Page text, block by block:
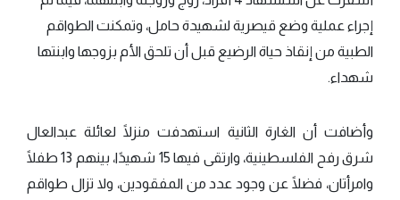
إجراء عملية وضع قيصرية لشهيدة حامل، وتمكنت الطواقم
الطبية من إنقاذ حياة الرضيع قبل أن تلحق الأم بزوجها وابنتها
شهداء.
وأضافت أن الغارة الثانية استهدفت منزلًا لعائلة عبدالعال
شرق رفح الفلسطينية، وارتقى فيها 15 شهيدًا، بينهم 13 طفلًا
وامرأتان، فضلًا عن وجود عدد من المفقودين، ولا تزال طواقم